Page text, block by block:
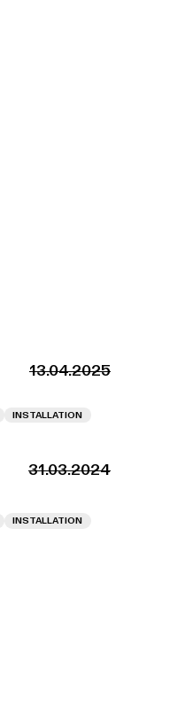
13.04.2025
INSTALLATION
31.03.2024
INSTALLATION